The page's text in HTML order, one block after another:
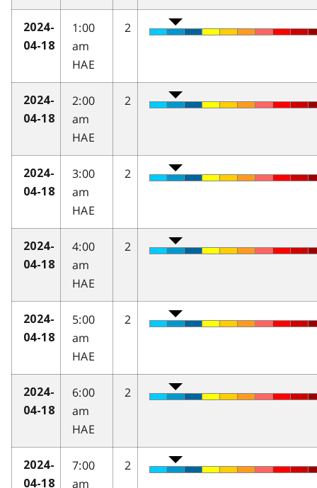
2024-
04-18
1:00
am
HAE
2
2024-
04-18
2:00
am
HAE
2
2024-
04-18
3:00
am
HAE
2
2024-
04-18
4:00
am
HAE
2
2024-
04-18
5:00
am
HAE
2
2024-
04-18
6:00
am
HAE
2
2024-
04-18
7:00
am
2